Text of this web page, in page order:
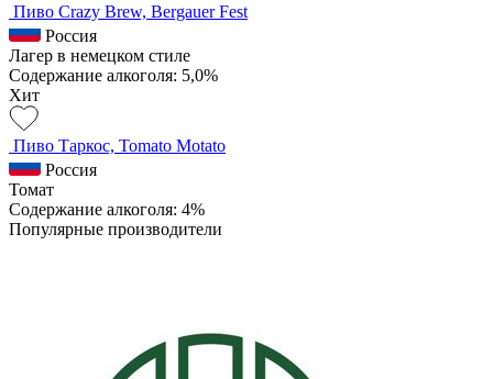
Пиво Crazy Brew, Bergauer Fest
Россия
Лагер в немецком стиле
Содержание алкоголя: 5,0%
Хит
Пиво Таркос, Tomato Motato
Россия
Томат
Содержание алкоголя: 4%
Популярные производители